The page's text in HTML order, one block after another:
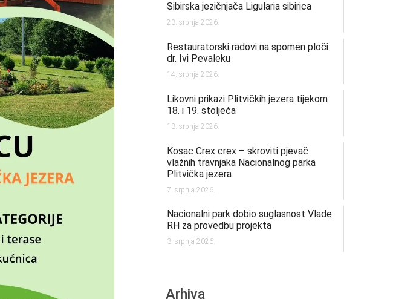
Sibirska jezičnjača Ligularia sibirica
23. srpnja 2026.
Restauratorski radovi na spomen ploči
dr. Ivi Pevaleku
14. srpnja 2026.
Likovni prikazi Plitvičkih jezera tijekom
18. i 19. stoljeća
13. srpnja 2026.
Kosac Crex crex – skroviti pjevač
vlažnih travnjaka Nacionalnog parka
Plitvička jezera
7. srpnja 2026.
Nacionalni park dobio suglasnost Vlade
RH za provedbu projekta
3. srpnja 2026.
Arhiva